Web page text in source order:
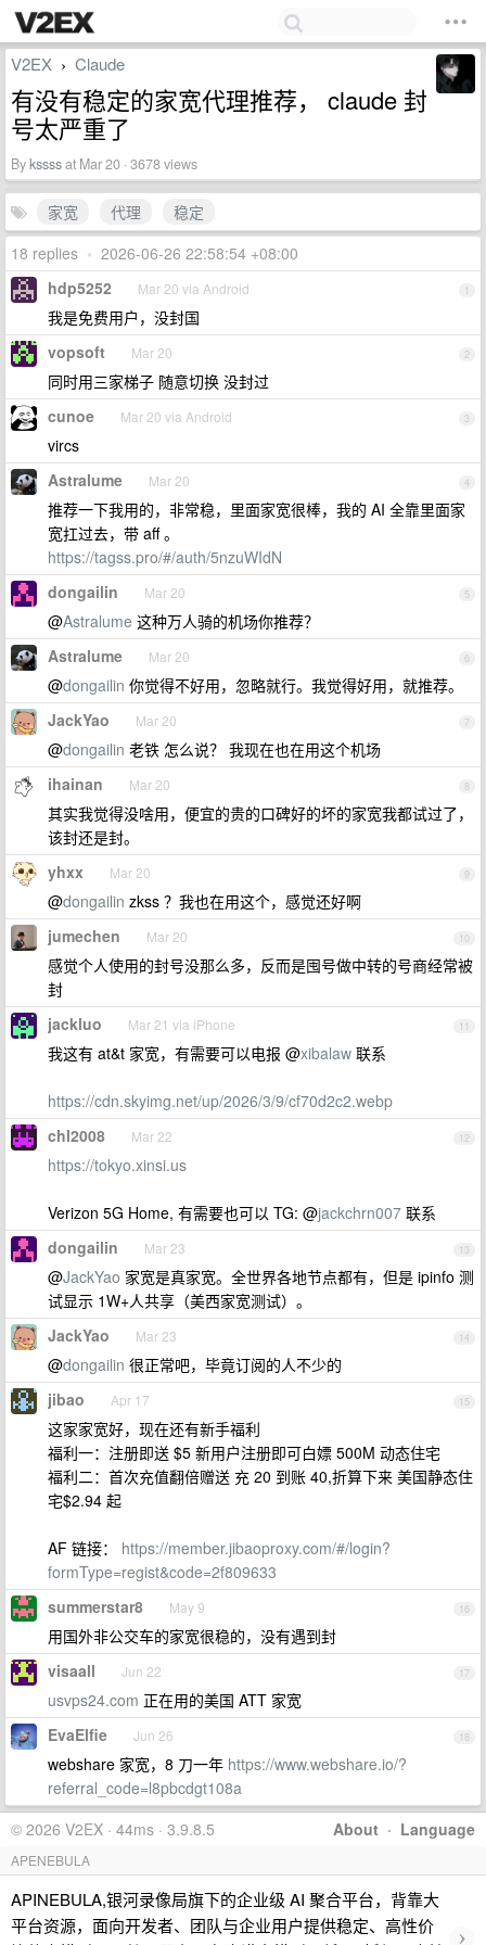
V2EX › Claude
有没有稳定的家宽代理推荐， claude 封
号太严重了
Bykssssat Mar 20 · 3678 views
家宽 代理
稳定
18 replies • 2026-06-26 22:58:54 +08:00
1
hdp5252 Mar 20 via Android
我是免费用户，没封国
2
vopsoft Mar 20
同时用三家梯子 随意切换 没封过
3
cunoe Mar 20 via Android
vircs
4
Astralume Mar 20
推荐一下我用的，非常稳，里面家宽很棒，我的 AI 全靠里面家
宽扛过去，带 aff 。
https://tagss.pro/#/auth/5nzuWIdN
5
dongailin Mar 20
@Astralume 这种万人骑的机场你推荐？
6
Astralume Mar 20
@dongailin 你觉得不好用，忽略就行。我觉得好用，就推荐。
7
JackYao Mar 20
@dongailin 老铁 怎么说？ 我现在也在用这个机场
8
ihainan Mar 20
其实我觉得没啥用，便宜的贵的口碑好的坏的家宽我都试过了，
该封还是封。
9
yhxx Mar 20
@dongailin zkss ？我也在用这个，感觉还好啊
10
jumechen Mar 20
感觉个人使用的封号没那么多，反而是囤号做中转的号商经常被
封
11
jackluo Mar 21 via iPhone
我这有 at&t 家宽，有需要可以电报 @xibalaw 联系
https://cdn.skyimg.net/up/2026/3/9/cf70d2c2.webp
12
chl2008 Mar 22
https://tokyo.xinsi.us
Verizon 5G Home, 有需要也可以 TG: @jackchrn007 联系
13
dongailin Mar 23
@JackYao 家宽是真家宽。全世界各地节点都有，但是 ipinfo 测
试显示 1W+人共享（美西家宽测试）。
14
JackYao Mar 23
@dongailin 很正常吧，毕竟订阅的人不少的
15
jibao Apr 17
这家家宽好，现在还有新手福利
福利一：注册即送 $5 新用户注册即可白嫖 500M 动态住宅
福利二：首次充值翻倍赠送 充 20 到账 40,折算下来 美国静态住
宅$2.94 起
AF 链接： https://member.jibaoproxy.com/#/login?
formType=regist&code=2f809633
16
summerstar8 May 9
用国外非公交车的家宽很稳的，没有遇到封
17
visaall Jun 22
usvps24.com 正在用的美国 ATT 家宽
18
EvaElfie Jun 26
webshare 家宽，8 刀一年 https://www.webshare.io/?
referral_code=l8pbcdgt108a
About · Language
© 2026 V2EX · 44ms · 3.9.8.5
APENEBULA
APINEBULA,银河录像局旗下的企业级 AI 聚合平台，背靠大
平台资源，面向开发者、团队与企业用户提供稳定、高性价
›